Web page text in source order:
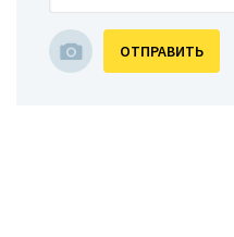
ОТПРАВИТЬ